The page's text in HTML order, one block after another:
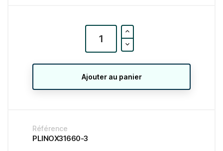
Ajouter au panier
Référence
PLINOX31660-3